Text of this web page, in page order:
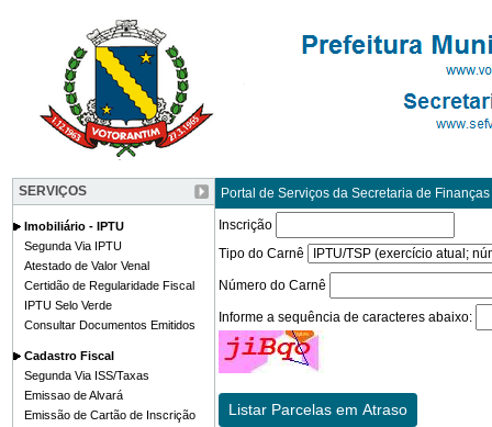
SERVIÇOS
Imobiliário - IPTU
Segunda Via IPTU
Atestado de Valor Venal
Certidão de Regularidade Fiscal
IPTU Selo Verde
Consultar Documentos Emitidos
Cadastro Fiscal
Segunda Via ISS/Taxas
Emissao de Alvará
Emissão de Cartão de Inscrição
Portal de Serviços da Secretaria de
Inscrição
Tipo do Carnê
Número do Carnê
Informe a sequência de caracteres abaixo: